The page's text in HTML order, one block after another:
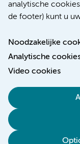
analytische
de footer) kunt u
Noodzakelijke
Analytische
Video cookies
Algemene